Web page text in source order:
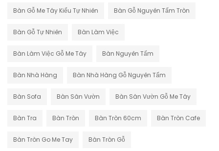
Bàn Gỗ Me Tây Kiểu Tự Nhiên Bàn Gỗ Nguyên Tấm Tròn
Bàn Gỗ Tự Nhiên Bàn Làm Việc
Bàn Làm Việc Gỗ Me Tây Bàn Nguyên Tấm
Bàn Nhà Hàng Bàn Nhà Hàng Gỗ Nguyên Tấm
Bàn Sofa Bàn Sân Vườn Bàn Sân Vườn Gỗ Me Tây
Bàn Tra Bàn Tròn Bàn Tròn 60cm Bàn Tròn Cafe
Bàn Tròn Go Me Tay Bàn Tròn Gỗ